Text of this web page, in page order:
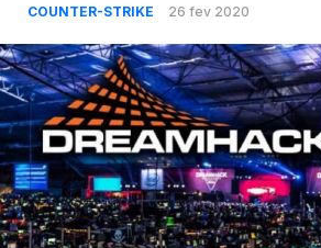
COUNTER-STRIKE 26 fev 2020